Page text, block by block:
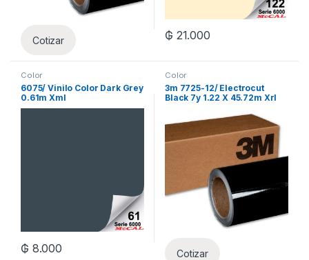
Cotizar ₲ 21.000
Color
6075/ Vinilo Color Dark Grey
0.61m Xml
₲ 8.000
Color
3m 7725-12/ Electrocut
Black 7y 1.22 X 45.72m Xrl
Cotizar